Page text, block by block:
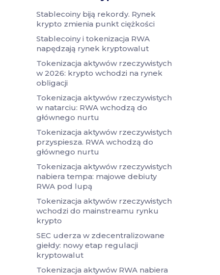
Stablecoiny biją rekordy. Rynek
krypto zmienia punkt ciężkości
Stablecoiny i tokenizacja RWA
napędzają rynek kryptowalut
Tokenizacja aktywów rzeczywistych
w 2026: krypto wchodzi na rynek
obligacji
Tokenizacja aktywów rzeczywistych
w natarciu: RWA wchodzą do
głównego nurtu
Tokenizacja aktywów rzeczywistych
przyspiesza. RWA wchodzą do
głównego nurtu
Tokenizacja aktywów rzeczywistych
nabiera tempa: majowe debiuty
RWA pod lupą
Tokenizacja aktywów rzeczywistych
wchodzi do mainstreamu rynku
krypto
SEC uderza w zdecentralizowane
giełdy: nowy etap regulacji
kryptowalut
Tokenizacja aktywów RWA nabiera